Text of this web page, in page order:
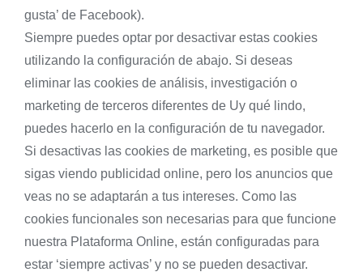
gusta’ de Facebook).
Siempre puedes optar por desactivar estas cookies
utilizando la configuración de abajo. Si deseas
eliminar las cookies de análisis, investigación o
marketing de terceros diferentes de Uy qué lindo,
puedes hacerlo en la configuración de tu navegador.
Si desactivas las cookies de marketing, es posible que
sigas viendo publicidad online, pero los anuncios que
veas no se adaptarán a tus intereses. Como las
cookies funcionales son necesarias para que funcione
nuestra Plataforma Online, están configuradas para
estar ‘siempre activas’ y no se pueden desactivar.